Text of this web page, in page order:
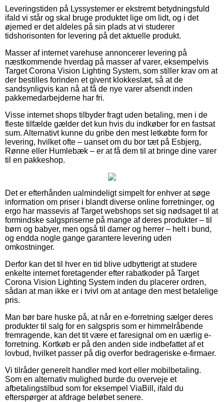
Leveringstiden på Lyssystemer er ekstremt betydningsfuld
ifald vi står og skal bruge produktet lige om lidt, og i det
øjemed er det aldeles på sin plads at vi studerer
tidshorisonten for levering på det aktuelle produkt.
Masser af internet varehuse annoncerer levering på
næstkommende hverdag på masser af varer, eksempelvis
Target Corona Vision Lighting System, som stiller krav om at
der bestilles forinden et givent klokkeslæt, så at de
sandsynligvis kan nå at få de nye varer afsendt inden
pakkemedarbejderne har fri.
Visse internet shops tilbyder fragt uden betaling, men i de
fleste tilfælde gælder det kun hvis du indkøber for en fastsat
sum. Alternativt kunne du gribe den mest letkøbte form for
levering, hvilket ofte – uanset om du bor tæt på Esbjerg,
Rønne eller Humlebæk – er at få dem til at bringe dine varer
til en pakkeshop.
Det er efterhånden ualmindeligt simpelt for enhver at søge
information om priser i blandt diverse online forretninger, og
ergo har massevis af Target webshops set sig nødsaget til at
formindske salgspriserne på mange af deres produkter – til
børn og babyer, men også til damer og herrer – helt i bund,
og endda nogle gange garantere levering uden
omkostninger.
Derfor kan det til hver en tid blive udbytterigt at studere
enkelte internet foretagender efter rabatkoder på Target
Corona Vision Lighting System inden du placerer ordren,
sådan at man ikke er i tvivl om at antage den mest betalelige
pris.
Man bør bare huske på, at når en e-forretning sælger deres
produkter til salg for en salgspris som er himmelråbende
fremragende, kan det tit være et faresignal om en uærlig e-
forretning. Kortkøb er på den anden side indbefattet af et
lovbud, hvilket passer på dig overfor bedrageriske e-firmaer.
Vi tilråder generelt handler med kort eller mobilbetaling.
Som en alternativ mulighed burde du overveje et
afbetalingstilbud som for eksempel ViaBill, ifald du
efterspørger at afdrage beløbet senere.